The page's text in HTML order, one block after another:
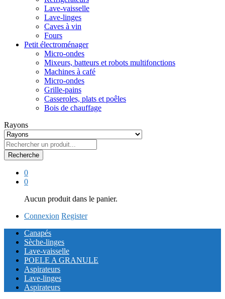
Lave-vaisselle
Lave-linges
Caves à vin
Fours
Petit électroménager
Micro-ondes
Mixeurs, batteurs et robots multifonctions
Machines à café
Micro-ondes
Grille-pains
Casseroles, plats et poêles
Bois de chauffage
Rayons
Recherche
0
0
Aucun produit dans le panier.
Connexion Register
Canapés
Sèche-linges
Lave-vaisselle
POELE A GRANULE
Aspirateurs
Lave-linges
Aspirateurs